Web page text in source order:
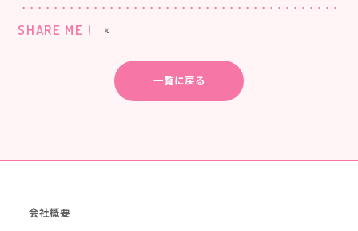
SHARE ME !
一覧に戻る
会社概要